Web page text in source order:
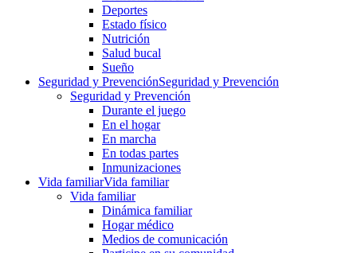
Deportes
Estado físico
Nutrición
Salud bucal
Sueño
Seguridad y PrevenciónSeguridad y Prevención
Seguridad y Prevención
Durante el juego
En el hogar
En marcha
En todas partes
Inmunizaciones
Vida familiarVida familiar
Vida familiar
Dinámica familiar
Hogar médico
Medios de comunicación